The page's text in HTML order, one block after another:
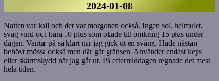
2024-01-08
Natten var kall och det var morgonen också. Ingen sol, helmulet,
svag vind och bara 10 plus som ökade till omkring 15 plus under
dagen. Vantar på så klart när jag gick ut en sväng. Hade nästan
behövt mössa också men där går gränsen. Använder endast keps
eller skärmskydd när jag går ut. På eftermiddagen regnade det mest
hela tiden.